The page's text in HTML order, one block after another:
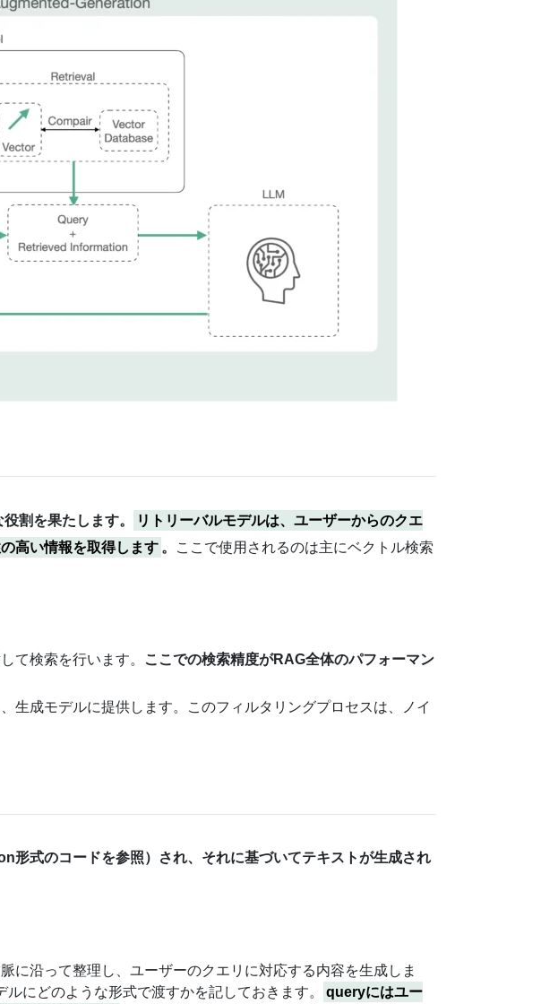
割を果たします。
リトリーバルモデルは、ユーザーからのクエ
高い情報を取得します 。
ここで使用されるのは主にベクトル検索
て検索を行います。
ここでの検索精度がRAG全体のパフォーマン
生成モデルに提供します。このフィルタリングプロセスは、ノイ
形式のコードを参照）され、それに基づいてテキストが生成され
に沿って整理し、ユーザーのクエリに対応する内容を生成しま
にどのような形式で渡すかを記しておきます。
queryにはユー